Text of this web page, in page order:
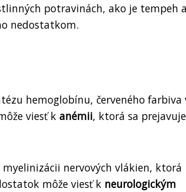
potravinách, ako je tempeh
nedostatkom.
hemoglobínu, červeného farbiva
viesť k anémii, ktorá sa prejavuje
nervových vlákien, ktorá
môže viesť k neurologickým